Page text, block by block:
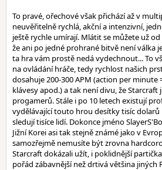
To pravé, ořechové však přichází až v
neuvěřitelně rychlá, akční a intenzivní,
ještě rychle umírají. Mlátit se můžete už
že ani po jedné prohrané bitvě není válka
ta hra vám prostě nedá vydechnout... To
na ovládání hráče, tedy rychlost našich
dosahuje 200-300 APM (action per minute
klávesy apod.) a tak není divu, že Starcraft
progamerů. Stále i po 10 letech existují
vydělávající touto hrou desítky tisíc dolarů
sledují tisíce lidí. Dokonce jméno
Jižní Korei asi tak stejně známé jako v
samozřejmě nemusíte být zrovna
Starcraft dokázali užít, i poklidnější
pořád zábavnější než drtivá většina jiných